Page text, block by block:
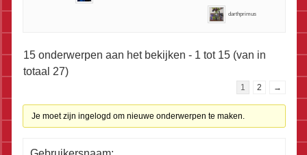
darthprimus
15 onderwerpen aan het bekijken - 1 tot 15 (van in
totaal 27)
1 2 →
Je moet zijn ingelogd om nieuwe onderwerpen te maken.